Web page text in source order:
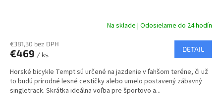
A
R
M
Na sklade | Odosielame do 24 hodín
€381,30 bez DPH
€469 / ks
DETAIL
Horské bicykle Tempt sú určené na jazdenie v ľahšom teréne, či už
to budú prírodné lesné cestičky alebo umelo postavený zábavný
singletrack. Skrátka ideálna voľba pre športovo a...